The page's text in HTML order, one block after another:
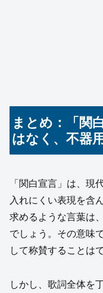
まとめ：「関
はなく、不器
「関白宣言」は、現
入れにくい表現を含
求めるような言葉は
でしょう。その意味
して称賛することは
しかし、歌詞全体を